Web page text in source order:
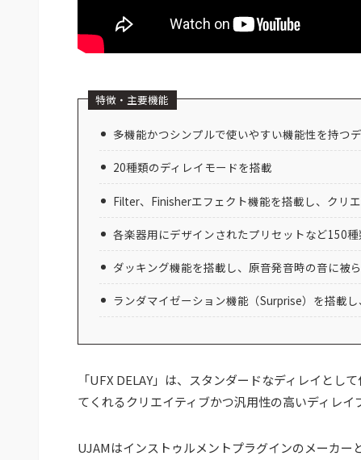
特徴・主要機能
多機能かつシンプルで使いやすい機能性を持つ
20種類のディレイモードを搭載
Filter、Finisherエフェクト機能を搭載し、クリ
各楽器用にデザインされたプリセットなど150
ダッキング機能を搭載し、原音発音時の音に被
ランダマイゼーション機能（Surprise）を搭載
「UFX DELAY」は、スタンダードなディレイと
てくれるクリエイティブかつ汎用性の高いディレイ
UJAMはインストゥルメントプラグインのメーカ